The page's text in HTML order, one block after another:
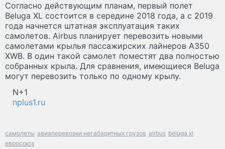
Согласно действующим планам, первый полет
Beluga XL состоится в середине 2018 года, а с 2019
года начнется штатная эксплуатация таких
самолетов. Airbus планирует перевозить новыми
самолетами крылья пассажирских лайнеров A350
XWB. В один такой самолет поместят два полностью
собранных крыла. Для сравнения, имеющиеся Beluga
могут перевозить только по одному крылу.
N+1
nplus1.ru
самолеты авиаперевозки негабаритных грузов airbus beluga xl
евросоюз